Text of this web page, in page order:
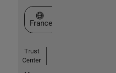
Sélectionner un site web
France
Trust
Center